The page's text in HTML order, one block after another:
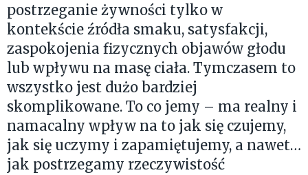
postrzeganie żywności tylko w
kontekście źródła smaku, satysfakcji,
zaspokojenia fizycznych objawów głodu
lub wpływu na masę ciała. Tymczasem to
wszystko jest dużo bardziej
skomplikowane. To co jemy – ma realny i
namacalny wpływ na to jak się czujemy,
jak się uczymy i zapamiętujemy, a nawet…
jak postrzegamy rzeczywistość